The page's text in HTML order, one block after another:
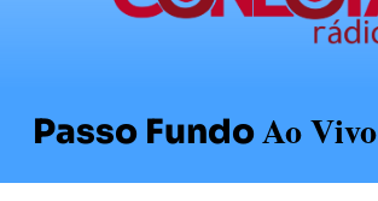
Passo FundoAo Vivo